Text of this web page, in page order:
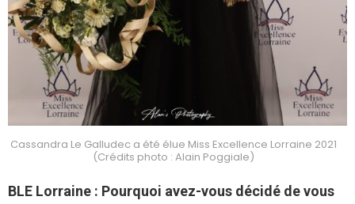
Cassandra Le Galludec a été élue Miss Excellence Lorraine 2021
(Crédits photo : Alain Poggiale)
BLE Lorraine : Pourquoi avez-vous décidé de vous